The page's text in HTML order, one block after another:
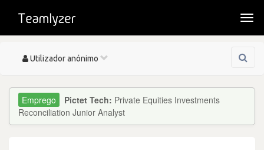
Toggle
Utilizador anónimo
Pictet Tech: Private Equities Investments
Reconciliation Junior Analyst